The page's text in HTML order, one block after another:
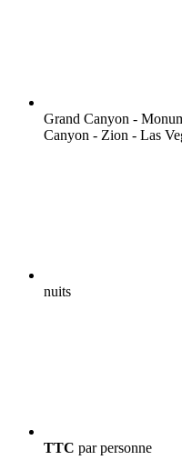
Grand Canyon -
Canyon - Zion - Las
nuits
TTC par personne